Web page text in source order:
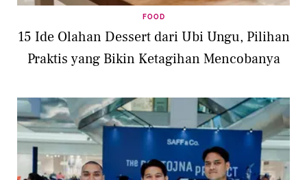
FOOD
15 Ide Olahan Dessert dari Ubi Ungu, Pilihan
Praktis yang Bikin Ketagihan Mencobanya